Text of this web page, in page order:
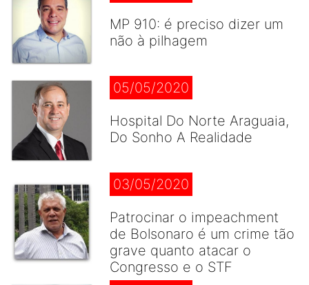
MP 910: é preciso dizer um
não à pilhagem
05/05/2020
Hospital Do Norte Araguaia,
Do Sonho A Realidade
03/05/2020
Patrocinar o impeachment
de Bolsonaro é um crime tão
grave quanto atacar o
Congresso e o STF